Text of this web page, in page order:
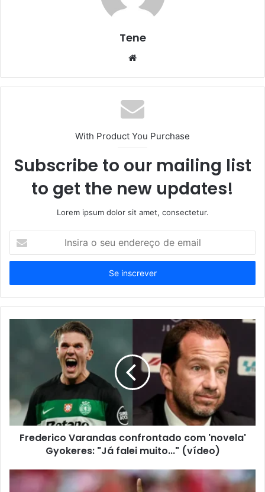
Tene
Website
With Product You Purchase
Subscribe to our mailing list
to get the new updates!
Lorem ipsum dolor sit amet, consectetur.
seu
de
email
Frederico Varandas confrontado com 'novela'
Gyokeres: "Já falei muito..." (vídeo)